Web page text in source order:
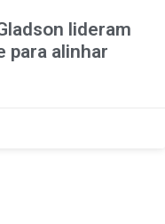
lideram
para alinhar